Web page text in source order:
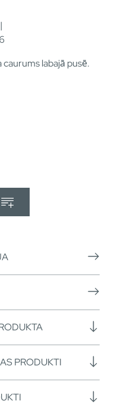
labajā pusē.
PRODUKTI